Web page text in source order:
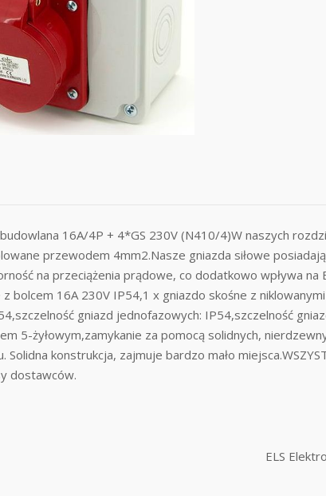
16A/4P + 4*GS 230V (N410/4)W naszych
przewodem 4mm2.Nasze gniazda siłowe
na przeciążenia prądowe, co dodatkowo wpływa
bolcem 16A 230V IP54,1 x gniazdo skośne z
gniazd jednofazowych: IP54,szczelność
5-żyłowym,zamykanie za pomocą solidnych,
Solidna konstrukcja, zajmuje bardzo mało
dostawców.
ELS